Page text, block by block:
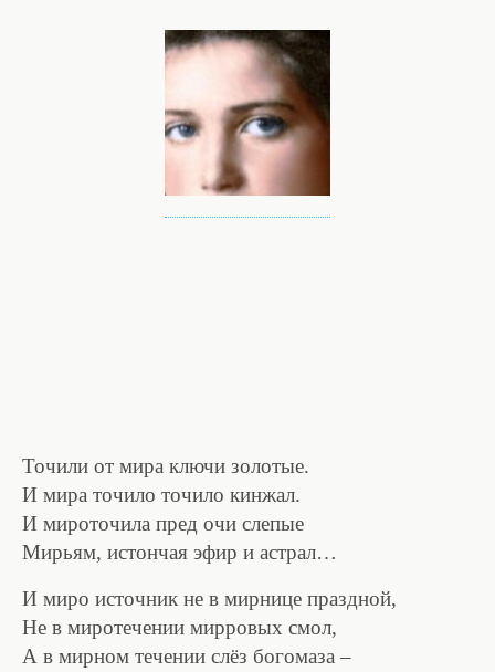
Точили от мира ключи золотые.
И мира точило точило кинжал.
И мироточила пред очи слепые
Мирьям, истончая эфир и астрал…
И миро источник не в мирнице праздной,
Не в миротечении мирровых смол,
А в мирном течении слёз богомаза –